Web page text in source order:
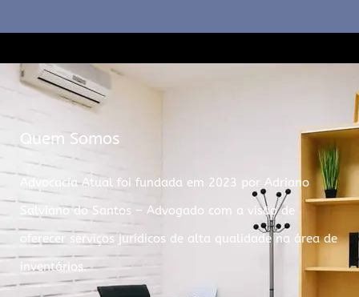
Quem Somos
Advocacia Atual foi fundada em 2023 por Adriano
Salviano do Santos – Advogado com a visão de
oferecer serviços jurídicos de alta qualidade na área de
inventários.